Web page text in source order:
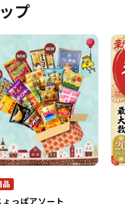
プ
ょっぱアソート